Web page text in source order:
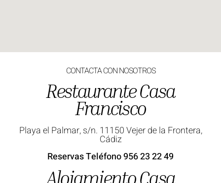
CONTACTA CON NOSOTROS
Restaurante Casa
Francisco
Playa el Palmar, s/n. 11150 Vejer de la Frontera,
Cádiz
Reservas Teléfono956 23 22 49
Alojamiento Casa